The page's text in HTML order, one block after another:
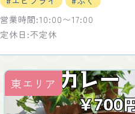
営業時間:10:00〜17:00
定休日:不定休
東エリア